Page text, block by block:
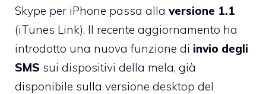
Skype per iPhone passa alla versione 1.1
(iTunes Link). Il recente aggiornamento ha
introdotto una nuova funzione di invio degli
SMS sui dispositivi della mela, già
disponibile sulla versione desktop del